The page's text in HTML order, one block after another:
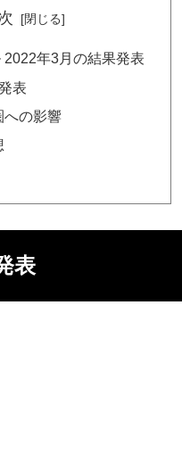
2022年3月の結果発表
表
への影響
表